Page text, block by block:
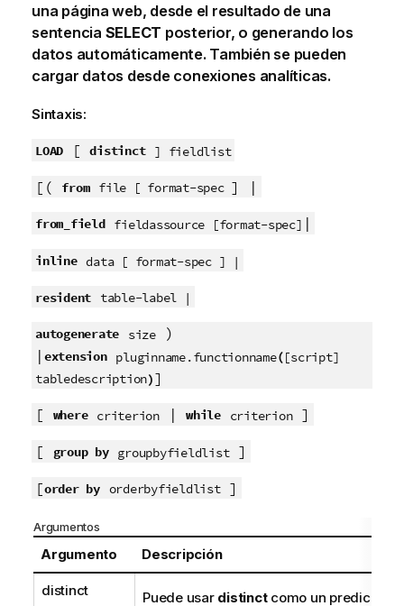
una página web, desde el resultado de una
sentencia SELECT posterior, o generando los
datos automáticamente. También se pueden
cargar datos desde conexiones analíticas.
Sintaxis:
LOAD [distinct ] fieldlist
[( from file [ format-spec ] |
from_field fieldassource [format-spec] |
inline data [ format-spec ] |
resident table-label |
autogenerate size)
| extension pluginname.functionname([script]
tabledescription)]
[ where criterion| while criterion]
[ group by groupbyfieldlist]
[order by orderbyfieldlist]
Argumentos
Argumento Descripción
distinct Puede usar distinctcomo un predicado